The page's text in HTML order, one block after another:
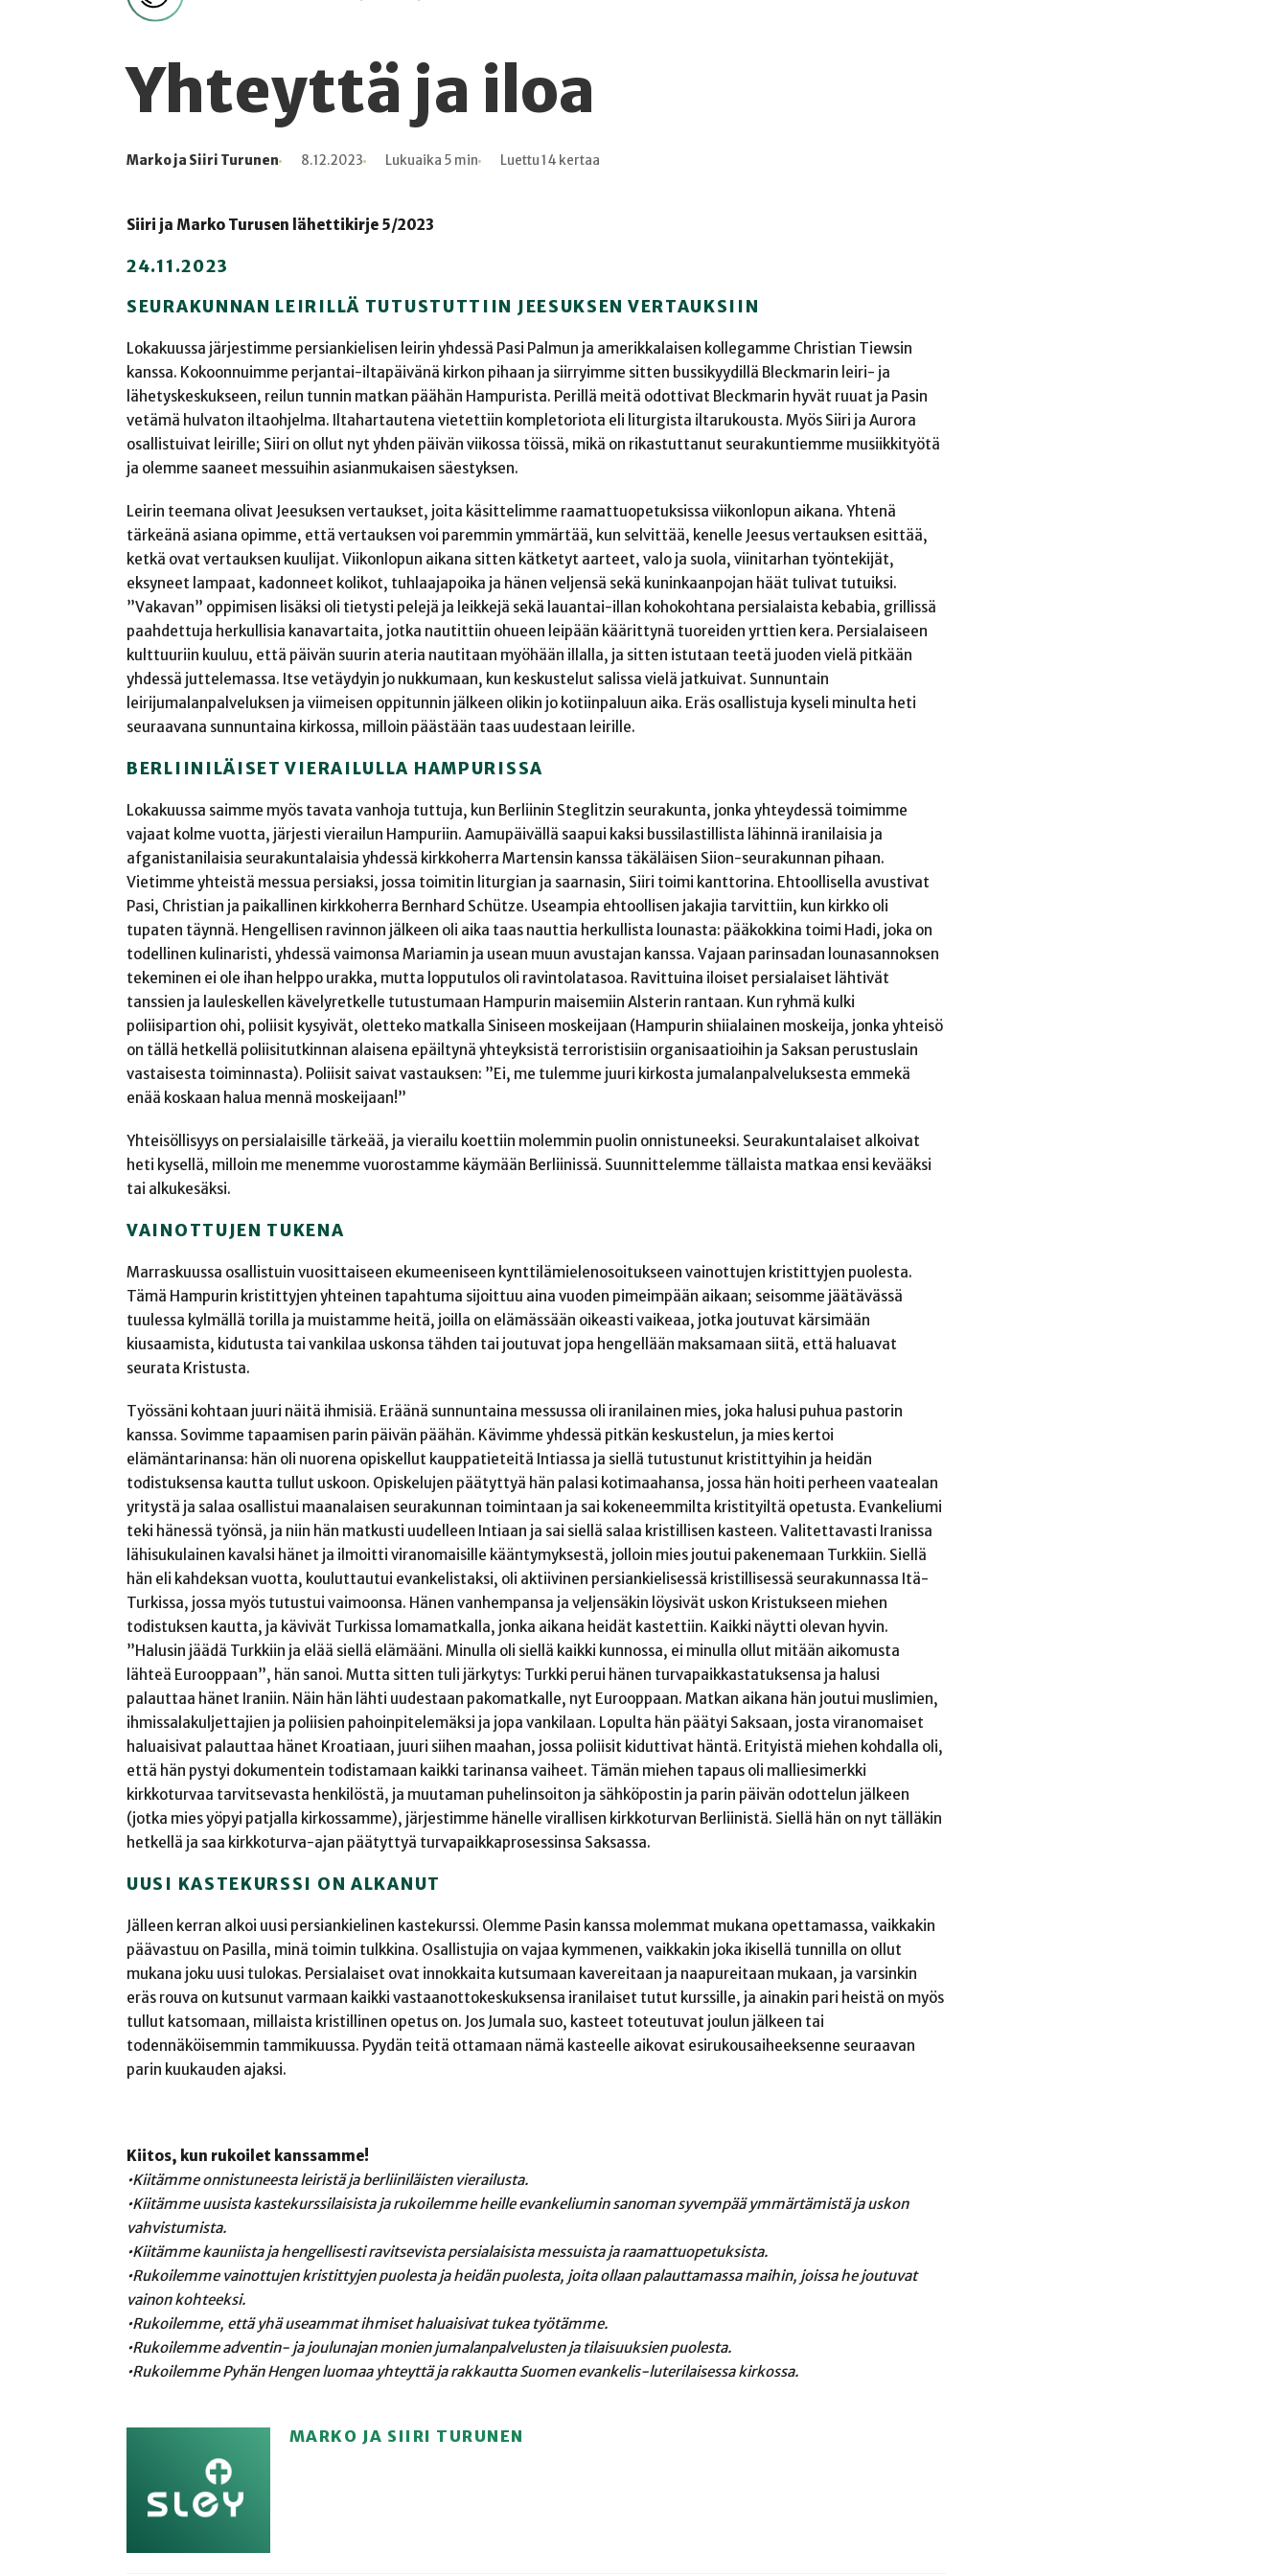
Yhteyttä ja iloa
Kirjoittaja
Marko ja Siiri Turunen
Julkaistu 8.12.2023
Lukuaika Lukuaika 5 min
Lukukertoja Luettu 14 kertaa
Siiri ja Marko Turusen lähettikirje 5/2023
24.11.2023
SEURAKUNNAN LEIRILLÄ TUTUSTUTTIIN JEESUKSEN VERTAUKSIIN
Lokakuussa järjestimme persiankielisen leirin yhdessä Pasi Palmun ja amerikkalaisen kollegamme Christian Tiewsin
kanssa. Kokoonnuimme perjantai-iltapäivänä kirkon pihaan ja siirryimme sitten bussikyydillä Bleckmarin leiri- ja
lähetyskeskukseen, reilun tunnin matkan päähän Hampurista. Perillä meitä odottivat Bleckmarin hyvät ruuat ja Pasin
vetämä hulvaton iltaohjelma. Iltahartautena vietettiin kompletoriota eli liturgista iltarukousta. Myös Siiri ja Aurora
osallistuivat leirille; Siiri on ollut nyt yhden päivän viikossa töissä, mikä on rikastuttanut seurakuntiemme musiikkityötä
ja olemme saaneet messuihin asianmukaisen säestyksen.
Leirin teemana olivat Jeesuksen vertaukset, joita käsittelimme raamattuopetuksissa viikonlopun aikana. Yhtenä
tärkeänä asiana opimme, että vertauksen voi paremmin ymmärtää, kun selvittää, kenelle Jeesus vertauksen esittää,
ketkä ovat vertauksen kuulijat. Viikonlopun aikana sitten kätketyt aarteet, valo ja suola, viinitarhan työntekijät,
eksyneet lampaat, kadonneet kolikot, tuhlaajapoika ja hänen veljensä sekä kuninkaanpojan häät tulivat tutuiksi.
”Vakavan” oppimisen lisäksi oli tietysti pelejä ja leikkejä sekä lauantai-illan kohokohtana persialaista kebabia, grillissä
paahdettuja herkullisia kanavartaita, jotka nautittiin ohueen leipään käärittynä tuoreiden yrttien kera. Persialaiseen
kulttuuriin kuuluu, että päivän suurin ateria nautitaan myöhään illalla, ja sitten istutaan teetä juoden vielä pitkään
yhdessä juttelemassa. Itse vetäydyin jo nukkumaan, kun keskustelut salissa vielä jatkuivat. Sunnuntain
leirijumalanpalveluksen ja viimeisen oppitunnin jälkeen olikin jo kotiinpaluun aika. Eräs osallistuja kyseli minulta heti
seuraavana sunnuntaina kirkossa, milloin päästään taas uudestaan leirille.
BERLIINILÄISET VIERAILULLA HAMPURISSA
Lokakuussa saimme myös tavata vanhoja tuttuja, kun Berliinin Steglitzin seurakunta, jonka yhteydessä toimimme
vajaat kolme vuotta, järjesti vierailun Hampuriin. Aamupäivällä saapui kaksi bussilastillista lähinnä iranilaisia ja
afganistanilaisia seurakuntalaisia yhdessä kirkkoherra Martensin kanssa täkäläisen Siion-seurakunnan pihaan.
Vietimme yhteistä messua persiaksi, jossa toimitin liturgian ja saarnasin, Siiri toimi kanttorina. Ehtoollisella avustivat
Pasi, Christian ja paikallinen kirkkoherra Bernhard Schütze. Useampia ehtoollisen jakajia tarvittiin, kun kirkko oli
tupaten täynnä. Hengellisen ravinnon jälkeen oli aika taas nauttia herkullista lounasta: pääkokkina toimi Hadi, joka on
todellinen kulinaristi, yhdessä vaimonsa Mariamin ja usean muun avustajan kanssa. Vajaan parinsadan lounasannoksen
tekeminen ei ole ihan helppo urakka, mutta lopputulos oli ravintolatasoa. Ravittuina iloiset persialaiset lähtivät
tanssien ja lauleskellen kävelyretkelle tutustumaan Hampurin maisemiin Alsterin rantaan. Kun ryhmä kulki
poliisipartion ohi, poliisit kysyivät, oletteko matkalla Siniseen moskeijaan (Hampurin shiialainen moskeija, jonka yhteisö
on tällä hetkellä poliisitutkinnan alaisena epäiltynä yhteyksistä terroristisiin organisaatioihin ja Saksan perustuslain
vastaisesta toiminnasta). Poliisit saivat vastauksen: ”Ei, me tulemme juuri kirkosta jumalanpalveluksesta emmekä
enää koskaan halua mennä moskeijaan!”
Yhteisöllisyys on persialaisille tärkeää, ja vierailu koettiin molemmin puolin onnistuneeksi. Seurakuntalaiset alkoivat
heti kysellä, milloin me menemme vuorostamme käymään Berliinissä. Suunnittelemme tällaista matkaa ensi kevääksi
tai alkukesäksi.
VAINOTTUJEN TUKENA
Marraskuussa osallistuin vuosittaiseen ekumeeniseen kynttilämielenosoitukseen vainottujen kristittyjen puolesta.
Tämä Hampurin kristittyjen yhteinen tapahtuma sijoittuu aina vuoden pimeimpään aikaan; seisomme jäätävässä
tuulessa kylmällä torilla ja muistamme heitä, joilla on elämässään oikeasti vaikeaa, jotka joutuvat kärsimään
kiusaamista, kidutusta tai vankilaa uskonsa tähden tai joutuvat jopa hengellään maksamaan siitä, että haluavat
seurata Kristusta.
Työssäni kohtaan juuri näitä ihmisiä. Eräänä sunnuntaina messussa oli iranilainen mies, joka halusi puhua pastorin
kanssa. Sovimme tapaamisen parin päivän päähän. Kävimme yhdessä pitkän keskustelun, ja mies kertoi
elämäntarinansa: hän oli nuorena opiskellut kauppatieteitä Intiassa ja siellä tutustunut kristittyihin ja heidän
todistuksensa kautta tullut uskoon. Opiskelujen päätyttyä hän palasi kotimaahansa, jossa hän hoiti perheen vaatealan
yritystä ja salaa osallistui maanalaisen seurakunnan toimintaan ja sai kokeneemmilta kristityiltä opetusta. Evankeliumi
teki hänessä työnsä, ja niin hän matkusti uudelleen Intiaan ja sai siellä salaa kristillisen kasteen. Valitettavasti Iranissa
lähisukulainen kavalsi hänet ja ilmoitti viranomaisille kääntymyksestä, jolloin mies joutui pakenemaan Turkkiin. Siellä
hän eli kahdeksan vuotta, kouluttautui evankelistaksi, oli aktiivinen persiankielisessä kristillisessä seurakunnassa Itä-
Turkissa, jossa myös tutustui vaimoonsa. Hänen vanhempansa ja veljensäkin löysivät uskon Kristukseen miehen
todistuksen kautta, ja kävivät Turkissa lomamatkalla, jonka aikana heidät kastettiin. Kaikki näytti olevan hyvin.
”Halusin jäädä Turkkiin ja elää siellä elämääni. Minulla oli siellä kaikki kunnossa, ei minulla ollut mitään aikomusta
lähteä Eurooppaan”, hän sanoi. Mutta sitten tuli järkytys: Turkki perui hänen turvapaikkastatuksensa ja halusi
palauttaa hänet Iraniin. Näin hän lähti uudestaan pakomatkalle, nyt Eurooppaan. Matkan aikana hän joutui muslimien,
ihmissalakuljettajien ja poliisien pahoinpitelemäksi ja jopa vankilaan. Lopulta hän päätyi Saksaan, josta viranomaiset
haluaisivat palauttaa hänet Kroatiaan, juuri siihen maahan, jossa poliisit kiduttivat häntä. Erityistä miehen kohdalla oli,
että hän pystyi dokumentein todistamaan kaikki tarinansa vaiheet. Tämän miehen tapaus oli malliesimerkki
kirkkoturvaa tarvitsevasta henkilöstä, ja muutaman puhelinsoiton ja sähköpostin ja parin päivän odottelun jälkeen
(jotka mies yöpyi patjalla kirkossamme), järjestimme hänelle virallisen kirkkoturvan Berliinistä. Siellä hän on nyt tälläkin
hetkellä ja saa kirkkoturva-ajan päätyttyä turvapaikkaprosessinsa Saksassa.
UUSI KASTEKURSSI ON ALKANUT
Jälleen kerran alkoi uusi persiankielinen kastekurssi. Olemme Pasin kanssa molemmat mukana opettamassa, vaikkakin
päävastuu on Pasilla, minä toimin tulkkina. Osallistujia on vajaa kymmenen, vaikkakin joka ikisellä tunnilla on ollut
mukana joku uusi tulokas. Persialaiset ovat innokkaita kutsumaan kavereitaan ja naapureitaan mukaan, ja varsinkin
eräs rouva on kutsunut varmaan kaikki vastaanottokeskuksensa iranilaiset tutut kurssille, ja ainakin pari heistä on myös
tullut katsomaan, millaista kristillinen opetus on. Jos Jumala suo, kasteet toteutuvat joulun jälkeen tai
todennäköisemmin tammikuussa. Pyydän teitä ottamaan nämä kasteelle aikovat esirukousaiheeksenne seuraavan
parin kuukauden ajaksi.
Kiitos, kun rukoilet kanssamme!
•Kiitämme onnistuneesta leiristä ja berliiniläisten vierailusta.
•Kiitämme uusista kastekurssilaisista ja rukoilemme heille evankeliumin sanoman syvempää ymmärtämistä ja uskon
vahvistumista.
•Kiitämme kauniista ja hengellisesti ravitsevista persialaisista messuista ja raamattuopetuksista.
•Rukoilemme vainottujen kristittyjen puolesta ja heidän puolesta, joita ollaan palauttamassa maihin, joissa he joutuvat
vainon kohteeksi.
•Rukoilemme, että yhä useammat ihmiset haluaisivat tukea työtämme.
•Rukoilemme adventin- ja joulunajan monien jumalanpalvelusten ja tilaisuuksien puolesta.
•Rukoilemme Pyhän Hengen luomaa yhteyttä ja rakkautta Suomen evankelis-luterilaisessa kirkossa.
MARKO JA SIIRI TURUNEN